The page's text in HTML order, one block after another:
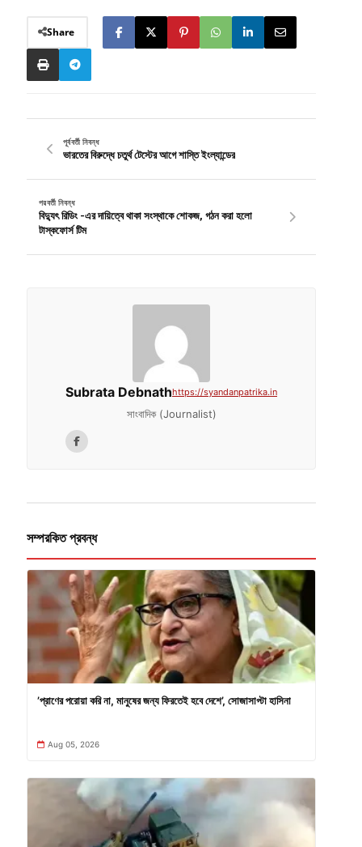
Share
পূর্ববর্তী নিবন্ধ
ভারতের বিরুদ্ধে চতুর্থ টেস্টের আগে শাস্তি ইংল্যান্ডের
পরবর্তী নিবন্ধ
বিদ্যুৎ রিডিং -এর দায়িত্বে থাকা সংস্থাকে শোকজ, গঠন করা হলো
টাস্কফোর্স টিম
Subrata Debnathhttps://syandanpatrika.in
সাংবাদিক (Journalist)
সম্পরকিত প্রবন্ধ
’প্রাণের পরোয়া করি না, মানুষের জন্য ফিরতেই হবে দেশে’, সোজাসাপ্টা হাসিনা
Aug 05, 2026